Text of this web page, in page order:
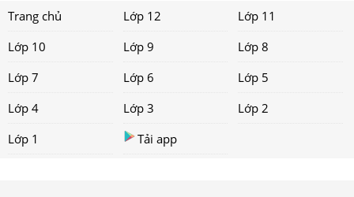
Trang chủ Lớp 12
Lớp 11
Lớp 10
Lớp 9
Lớp 8
Lớp 7
Lớp 6
Lớp 5
Lớp 4
Lớp 3
Lớp 2
Lớp 1
Tải app